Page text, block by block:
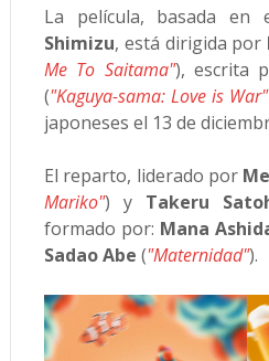
La película, basada
Shimizu, está dirigida por
Me To Saitama"), escrita
("Kaguya-sama: Love is War"
japoneses el 13 de
El reparto, liderado por
Mariko") y Takeru
formado por: Mana
Sadao Abe ("Maternidad").